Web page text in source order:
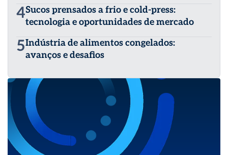
4Sucos prensados a frio e cold-press:
tecnologia e oportunidades de mercado
5Indústria de alimentos congelados:
avanços e desafios